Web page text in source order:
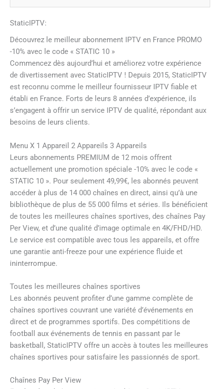
StaticIPTV:
Découvrez le meilleur abonnement IPTV en France PROMO
-10% avec le code « STATIC 10 »
Commencez dès aujourd’hui et améliorez votre expérience
de divertissement avec StaticIPTV ! Depuis 2015, StaticIPTV
est reconnu comme le meilleur fournisseur IPTV fiable et
établi en France. Forts de leurs 8 années d’expérience, ils
s’engagent à offrir un service IPTV de qualité, répondant aux
besoins de leurs clients.
Menu X 1 Appareil 2 Appareils 3 Appareils
Leurs abonnements PREMIUM de 12 mois offrent
actuellement une promotion spéciale -10% avec le code «
STATIC 10 ». Pour seulement 49,99€, les abonnés peuvent
accéder à plus de 14 000 chaînes en direct, ainsi qu’à une
bibliothèque de plus de 55 000 films et séries. Ils bénéficient
de toutes les meilleures chaînes sportives, des chaînes Pay
Per View, et d’une qualité d’image optimale en 4K/FHD/HD.
Le service est compatible avec tous les appareils, et offre
une garantie anti-freeze pour une expérience fluide et
ininterrompue.
Toutes les meilleures chaînes sportives
Les abonnés peuvent profiter d’une gamme complète de
chaînes sportives couvrant une variété d’événements en
direct et de programmes sportifs. Des compétitions de
football aux événements de tennis en passant par le
basketball, StaticIPTV offre un accès à toutes les meilleures
chaînes sportives pour satisfaire les passionnés de sport.
Chaînes Pay Per View